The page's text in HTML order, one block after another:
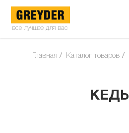
все лучшее для вас
Главная Каталог товаров
КЕДЫ